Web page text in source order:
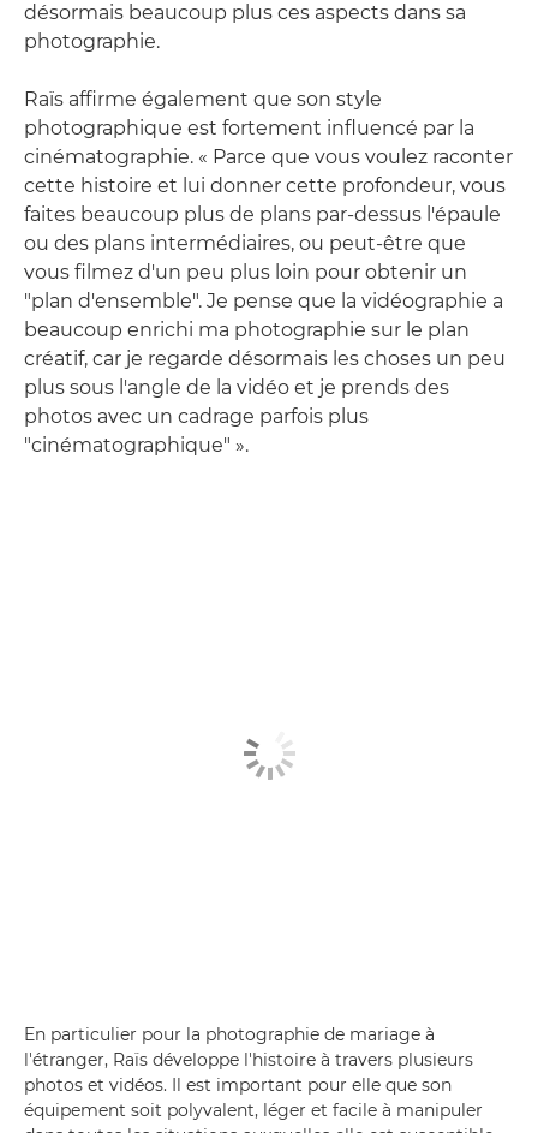
désormais beaucoup plus ces aspects dans sa
photographie.
Raïs affirme également que son style
photographique est fortement influencé par la
cinématographie. « Parce que vous voulez raconter
cette histoire et lui donner cette profondeur, vous
faites beaucoup plus de plans par-dessus l'épaule
ou des plans intermédiaires, ou peut-être que
vous filmez d'un peu plus loin pour obtenir un
"plan d'ensemble". Je pense que la vidéographie a
beaucoup enrichi ma photographie sur le plan
créatif, car je regarde désormais les choses un peu
plus sous l'angle de la vidéo et je prends des
photos avec un cadrage parfois plus
"cinématographique" ».
En particulier pour la photographie de mariage à
l'étranger, Raïs développe l'histoire à travers plusieurs
photos et vidéos. Il est important pour elle que son
équipement soit polyvalent, léger et facile à manipuler